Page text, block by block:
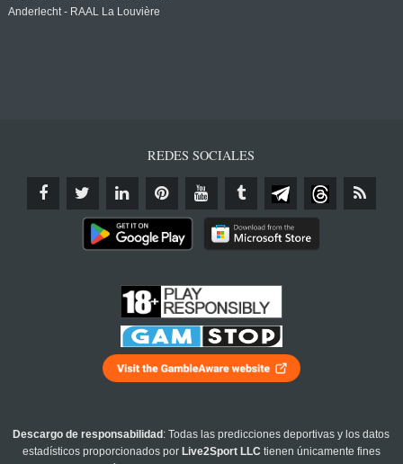
Anderlecht - RAAL La Louvière
REDES SOCIALES
Descargo de responsabilidad : Todas las predicciones deportivas y los datos
estadísticos proporcionados por Live2Sport LLC tienen únicamente fines